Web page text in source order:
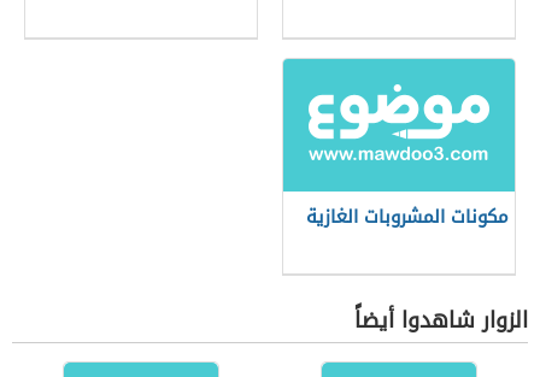
مكونات المشروبات الغازية
الزوار شاهدوا أيضاً